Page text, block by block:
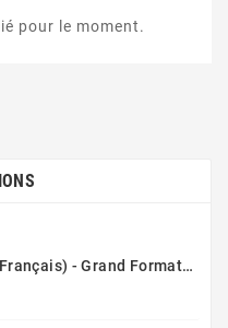
pour le moment.
Coran (Arabe/Français) - Grand Format 17x25 - Couverture Daim - Pages Dorées